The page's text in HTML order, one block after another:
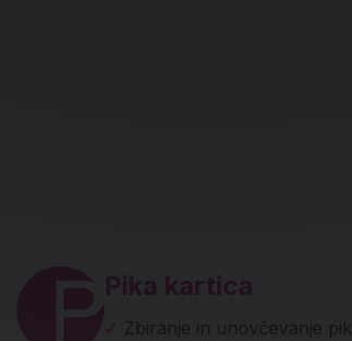
Pika kartica
✓
Zbiranje in unovčevanje pik